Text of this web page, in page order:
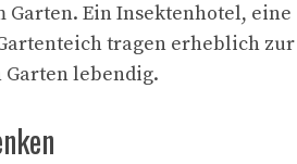
Ein Insektenhotel, eine
tragen erheblich zur
lebendig.